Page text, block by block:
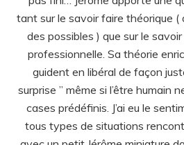
tous types de situations
avec un petit Jérôme miniature
j’aborde les particularités de
confiance et un fil conducteur
gardant à l’esprit et en
de ma propre
Merci pour ton écoute et tes
entretiens en dehors de la